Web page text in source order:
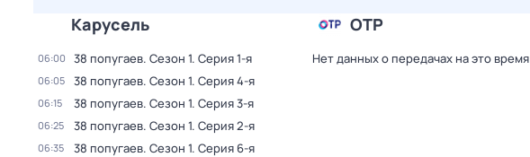
Карусель
06:00 38 попугаев. Сезон 1. Серия 1-я
06:05 38 попугаев. Сезон 1. Серия 4-я
06:15 38 попугаев. Сезон 1. Серия 3-я
06:25 38 попугаев. Сезон 1. Серия 2-я
06:35 38 попугаев. Сезон 1. Серия 6-я
ОТР
Нет данных о передачах на это время